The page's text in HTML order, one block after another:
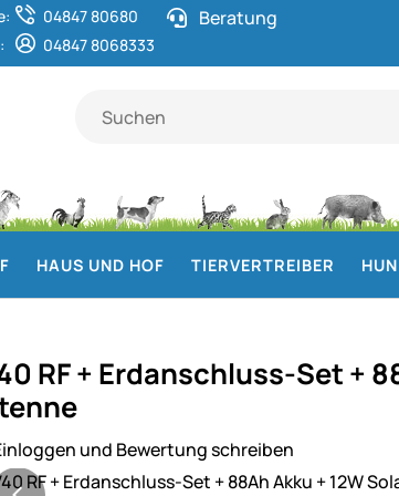
04847 80680
04847 8068333
Beratung
HAUS UND HOF TIERVERTREIBER
RF + Erdanschluss-Set +
und Bewertung schreiben